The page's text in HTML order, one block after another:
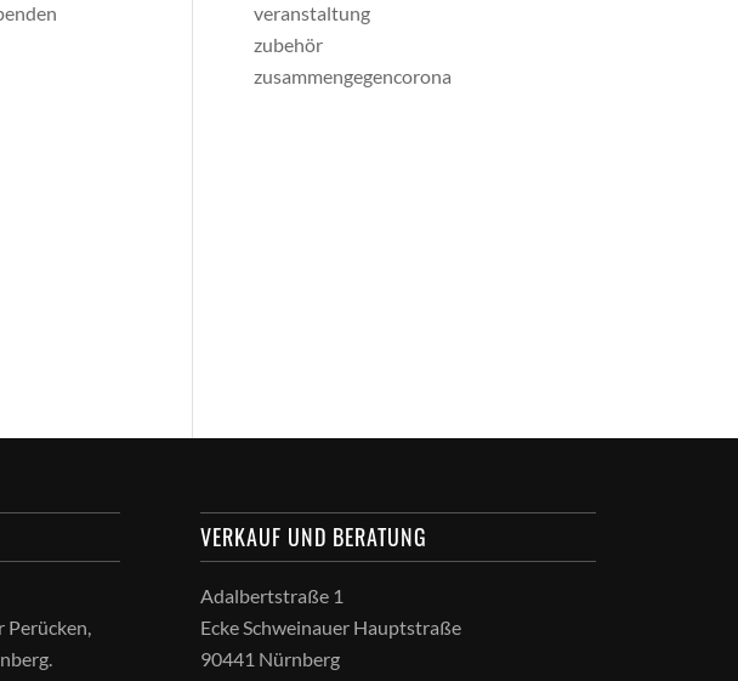
veranstaltung
zubehör
zusammengegencorona
Perücken,
VERKAUF UND BERATUNG
Adalbertstraße 1
Ecke Schweinauer Hauptstraße
90441 Nürnberg